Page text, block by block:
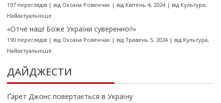
197 переглядів| від Оксана Ровенчак| від Квітень 4, 2024| від Культура,
Найактуальніше
«Отче наш! Боже України суверенної!»
190 переглядів| від Оксана Ровенчак| від Травень 5, 2024| від Культура,
Найактуальніше
ДАЙДЖЕСТИ
Ґарет Джонс повертається в Україну